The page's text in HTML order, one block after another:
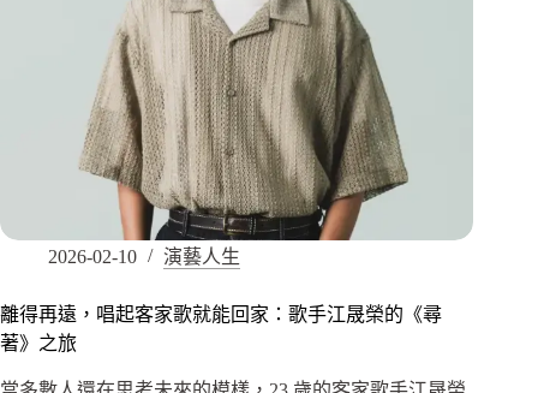
2026-02-10 演藝人生
離得再遠，唱起客家歌就能回家：歌手江晟榮的《尋
著》之旅